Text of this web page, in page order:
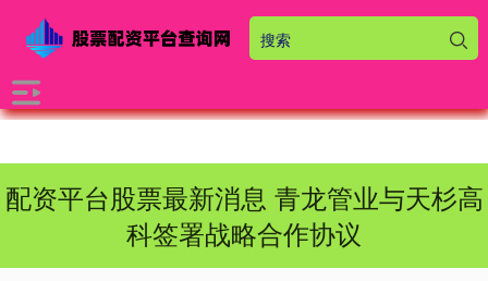
配资平台股票最新消息 青龙管业与天杉高
科签署战略合作协议